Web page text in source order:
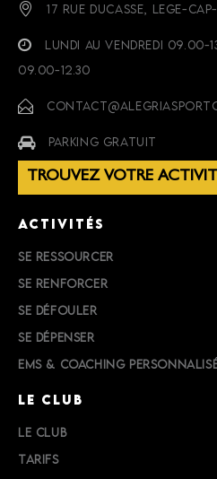
17 RUE DUCASSE, LEGE-
LUNDI AU VENDREDI 09.00-
09.00-12.30
PARKING GRATUIT
TROUVEZ VOTRE
ACTIVITÉS
SE RESSOURCER
SE RENFORCER
SE DÉFOULER
SE DÉPENSER
EMS & COACHING
LE CLUB
LE CLUB
TARIFS